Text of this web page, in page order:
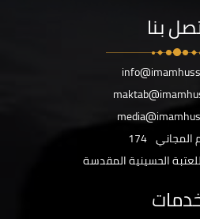
بنا
المجاني 174
الحسينية المقدسة